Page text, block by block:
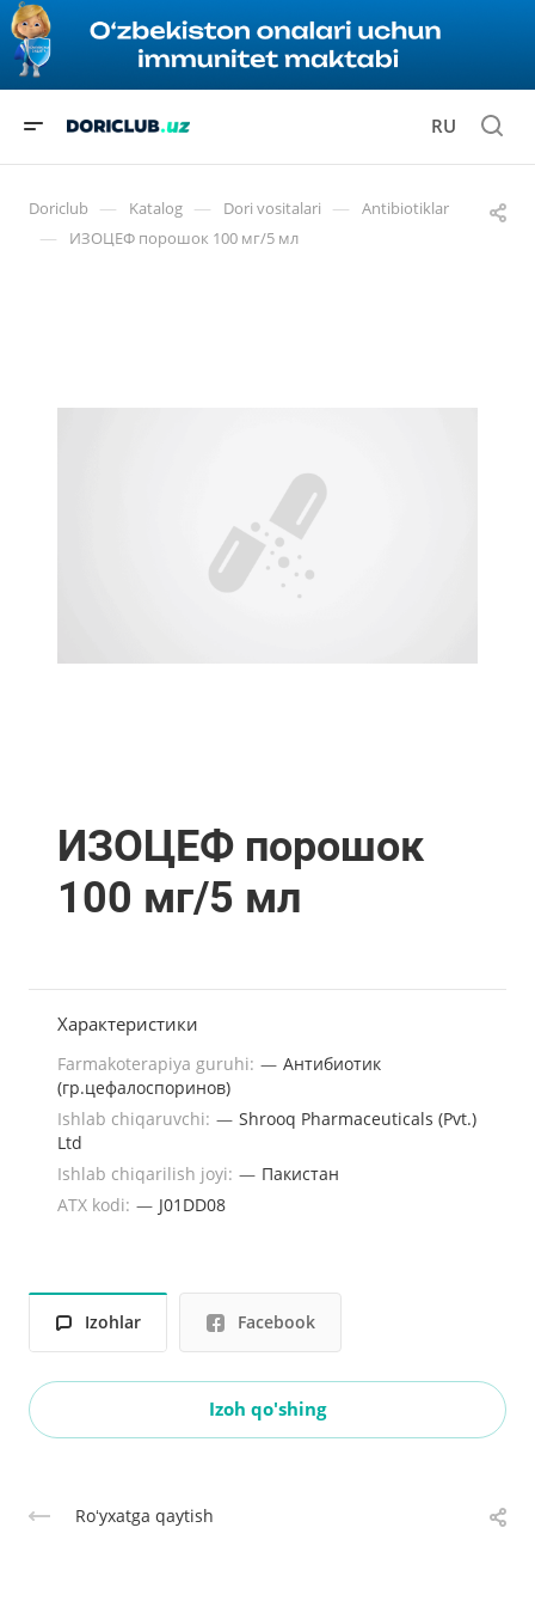
RU
Doriclub — Katalog — Dori vositalari — Antibiotiklar
— ИЗОЦЕФ порошок 100 мг/5 мл
ИЗОЦЕФ порошок
100 мг/5 мл
Характеристики
Farmakoterapiya guruhi: — Антибиотик
(гр.цефалоспоринов)
Ishlab chiqaruvchi: — Shrooq Pharmaceuticals (Pvt.)
Ltd
Ishlab chiqarilish joyi: — Пакистан
ATX kodi: — J01DD08
Izohlar Facebook
Izoh qo'shing
Roʻyxatga qaytish